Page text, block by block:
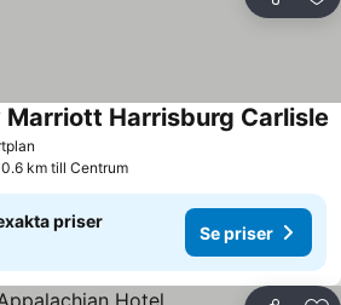
Dela
Marriott Harrisburg Carlisle
0.6 km till Centrum
priser
Se priser